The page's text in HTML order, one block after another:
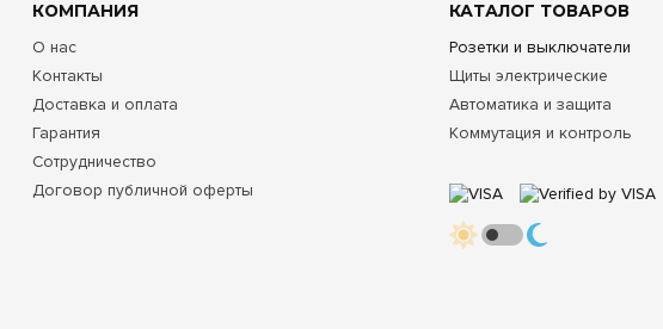
КОМПАНИЯ
О нас
Контакты
Доставка и оплата
Гарантия
Сотрудничество
Договор публичной оферты
КАТАЛОГ ТОВАРОВ
Розетки и выключатели
Щиты электрические
Автоматика и защита
Коммутация и контроль